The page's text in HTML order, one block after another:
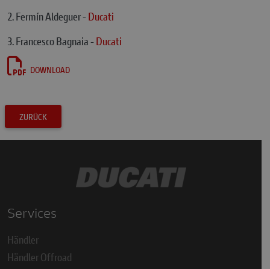
2. Fermín Aldeguer -Ducati
3. Francesco Bagnaia -Ducati
DOWNLOAD
ZURÜCK
Services
Händler
Händler Offroad